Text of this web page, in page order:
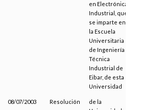
en Electrónica
Industrial, que
se imparte en
la Escuela
Universitaria
de Ingeniería
Técnica
Industrial de
Eibar, de esta
Universidad
08/07/2003 Resolución
de la